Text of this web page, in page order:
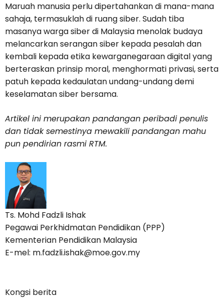
Maruah manusia perlu dipertahankan di mana-mana
sahaja, termasuklah di ruang siber. Sudah tiba
masanya warga siber di Malaysia menolak budaya
melancarkan serangan siber kepada pesalah dan
kembali kepada etika kewarganegaraan digital yang
berteraskan prinsip moral, menghormati privasi, serta
patuh kepada kedaulatan undang-undang demi
keselamatan siber bersama.
Artikel ini merupakan pandangan peribadi penulis
dan tidak semestinya mewakili pandangan mahu
pun pendirian rasmi RTM.
Ts. Mohd Fadzli Ishak
Pegawai Perkhidmatan Pendidikan (PPP)
Kementerian Pendidikan Malaysia
E-mel: m.fadzli.ishak@moe.gov.my
Kongsi berita